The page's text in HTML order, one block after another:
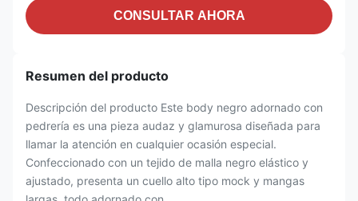
CONSULTAR AHORA
Resumen del producto
Descripción del producto Este body negro adornado con
pedrería es una pieza audaz y glamurosa diseñada para
llamar la atención en cualquier ocasión especial.
Confeccionado con un tejido de malla negro elástico y
ajustado, presenta un cuello alto tipo mock y mangas